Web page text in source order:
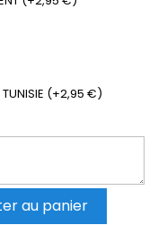
TUNISIE (+2,95 €)
au panier